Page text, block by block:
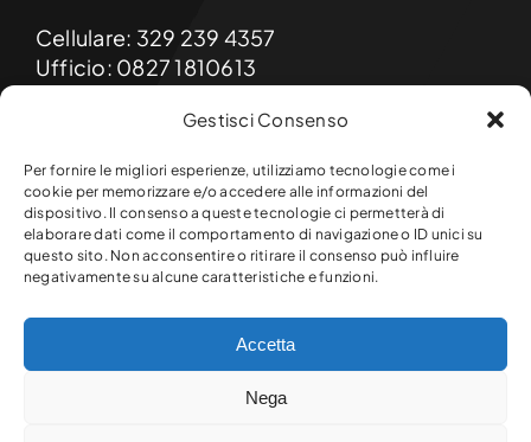
Gestisci Consenso
Per fornire le migliori esperienze, utilizziamo tecnologie come i
cookie per memorizzare e/o accedere alle informazioni del
dispositivo. Il consenso a queste tecnologie ci permetterà di
elaborare dati come il comportamento di navigazione o ID unici su
questo sito. Non acconsentire o ritirare il consenso può influire
negativamente su alcune caratteristiche e funzioni.
Accetta
Nega
Cellulare: 329 239 4357
Ufficio: 0827 1810613
Email: formainnovasrls@gmail.com
FormaInnova srls
Sede legale e operativa:
Via Raffaello, 9 – 83047 Lioni (AV)
© Copyright 2026 Formainnova srls. Tutti i diritti riservati.
P.Iva 03145720649 – R.E.A. AV-301641